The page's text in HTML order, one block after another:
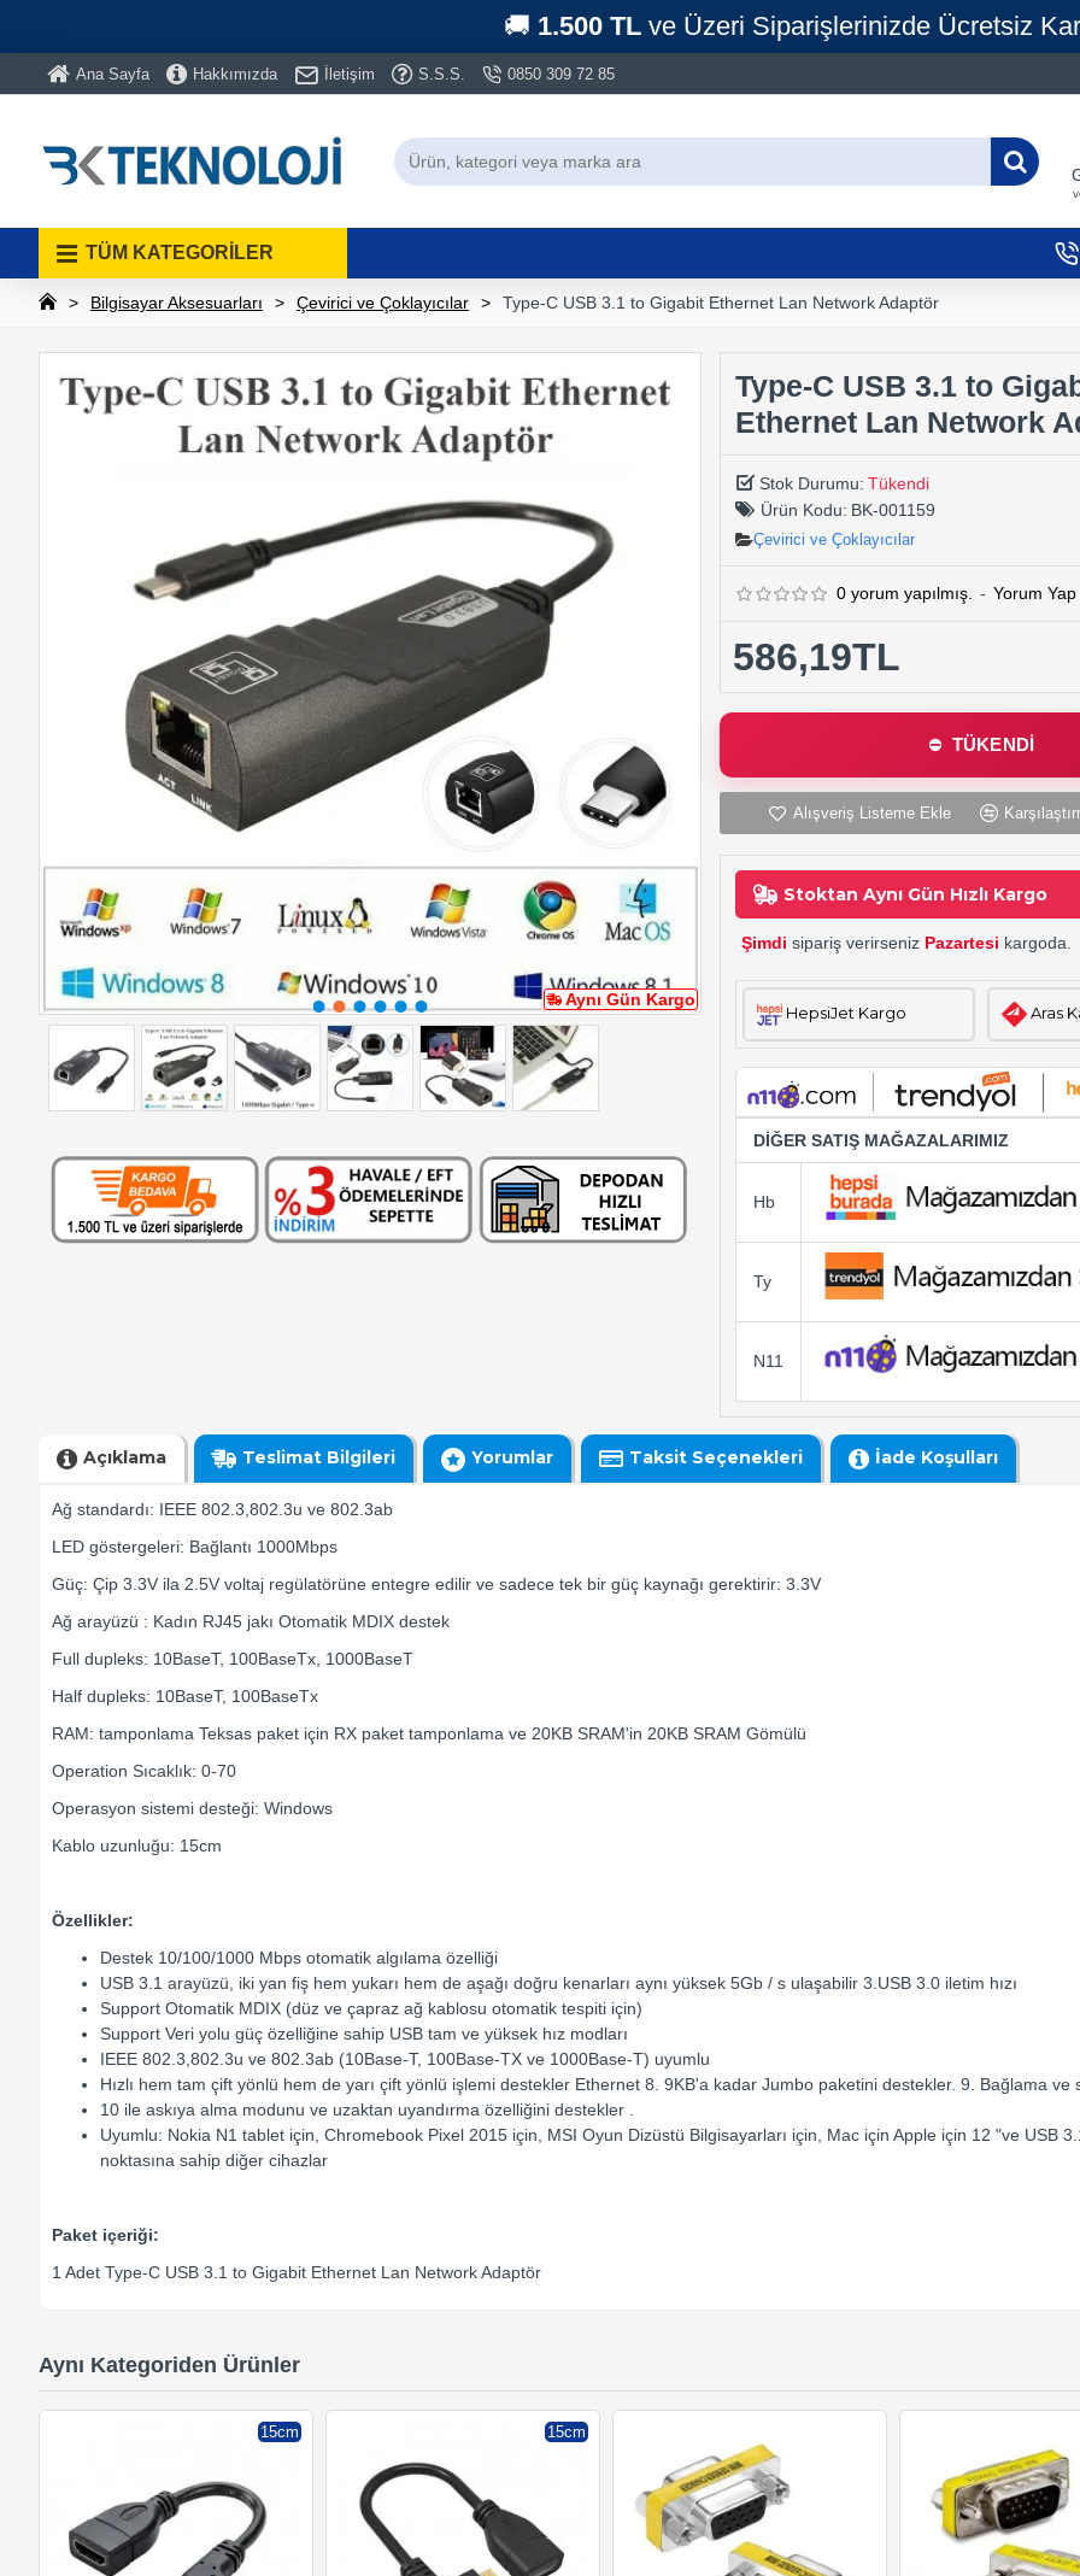
🚚 1.500 TLve Üzeri Siparişlerinizde Ücretsiz
Ana Sayfa Hakkımızda İletişim S.S.S. 0850 309 72 85
TÜM KATEGORİLER
Bilgisayar Aksesuarları Çevirici ve Çoklayıcılar Type-C USB 3.1 to Gigabit Ethernet Lan Network Adaptör
Aynı Gün Kargo
Type-C USB 3.1 to
Ethernet Lan Network
Stok Durumu: Tükendi
Ürün Kodu: BK-001159
Çevirici ve Çoklayıcılar
0 yorum yapılmış. - Yorum Yap
586,19TL
TÜKENDİ
Alışveriş Listeme Ekle
Stoktan Aynı Gün Hızlı Kargo
Şimdi sipariş verirseniz Pazartesi kargoda.
HepsiJet Kargo Aras
DİĞER SATIŞ MAĞAZALARIMIZ
Hb
Ty
N11
Açıklama Teslimat Bilgileri Yorumlar Taksit Seçenekleri İade Koşulları
Ağ standardı: IEEE 802.3,802.3u ve 802.3ab
LED göstergeleri: Bağlantı 1000Mbps
Güç: Çip 3.3V ila 2.5V voltaj regülatörüne entegre edilir ve sadece tek bir güç kaynağı gerektirir: 3.3V
Ağ arayüzü : Kadın RJ45 jakı Otomatik MDIX destek
Full dupleks: 10BaseT, 100BaseTx, 1000BaseT
Half dupleks: 10BaseT, 100BaseTx
RAM: tamponlama Teksas paket için RX paket tamponlama ve 20KB SRAM'in 20KB SRAM Gömülü
Operation Sıcaklık: 0-70
Operasyon sistemi desteği: Windows
Kablo uzunluğu: 15cm
Özellikler:
Destek 10/100/1000 Mbps otomatik algılama özelliği
USB 3.1 arayüzü, iki yan fiş hem yukarı hem de aşağı doğru kenarları aynı yüksek 5Gb / s ulaşabilir 3.USB 3.0 iletim hızı
Support Otomatik MDIX (düz ve çapraz ağ kablosu otomatik tespiti için)
Support Veri yolu güç özelliğine sahip USB tam ve yüksek hız modları
IEEE 802.3,802.3u ve 802.3ab (10Base-T, 100Base-TX ve 1000Base-T) uyumlu
Hızlı hem tam çift yönlü hem de yarı çift yönlü işlemi destekler Ethernet 8. 9KB'a kadar Jumbo paketini destekler. 9. Bağlama ve
10 ile askıya alma modunu ve uzaktan uyandırma özelliğini destekler .
Uyumlu: Nokia N1 tablet için, Chromebook Pixel 2015 için, MSI Oyun Dizüstü Bilgisayarları için, Mac için Apple için 12 "ve USB
noktasına sahip diğer cihazlar
Paket içeriği:
1 Adet Type-C USB 3.1 to Gigabit Ethernet Lan Network Adaptör
Aynı Kategoriden Ürünler
15cm 15cm